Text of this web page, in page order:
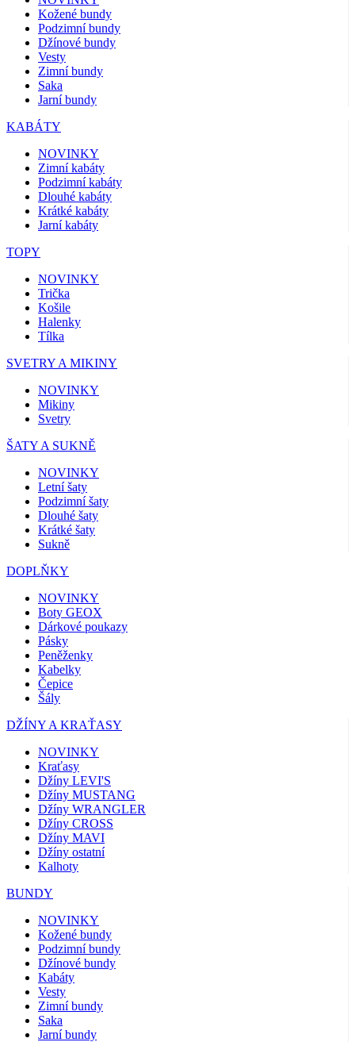
Kožené bundy
Podzimní bundy
Džínové bundy
Vesty
Zimní bundy
Saka
Jarní bundy
KABÁTY
NOVINKY
Zimní kabáty
Podzimní kabáty
Dlouhé kabáty
Krátké kabáty
Jarní kabáty
TOPY
NOVINKY
Trička
Košile
Halenky
Tílka
SVETRY A MIKINY
NOVINKY
Mikiny
Svetry
ŠATY A SUKNĚ
NOVINKY
Letní šaty
Podzimní šaty
Dlouhé šaty
Krátké šaty
Sukně
DOPLŇKY
NOVINKY
Boty GEOX
Dárkové poukazy
Pásky
Peněženky
Kabelky
Čepice
Šály
DŽÍNY A KRAŤASY
NOVINKY
Kraťasy
Džíny LEVI'S
Džíny MUSTANG
Džíny WRANGLER
Džíny CROSS
Džíny MAVI
Džíny ostatní
Kalhoty
BUNDY
NOVINKY
Kožené bundy
Podzimní bundy
Džínové bundy
Kabáty
Vesty
Zimní bundy
Saka
Jarní bundy